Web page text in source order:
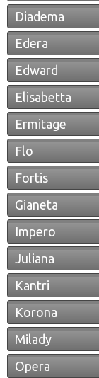
Diadema
Edera
Edward
Elisabetta
Ermitage
Flo
Fortis
Gianeta
Impero
Juliana
Kantri
Korona
Milady
Opera